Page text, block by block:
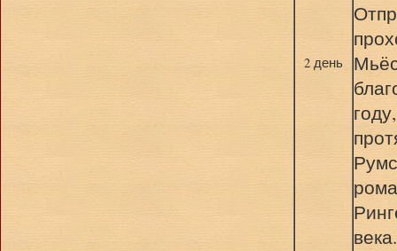
2 день
века.